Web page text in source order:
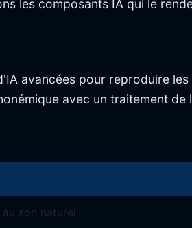
les composants IA qui le
avancées pour reproduire
avec un traitement
son naturel